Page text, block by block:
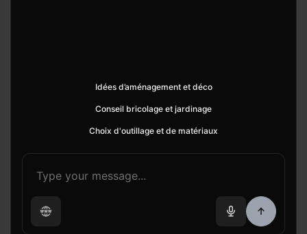
Idées d’aménagement et déco
Conseil bricolage et jardinage
Choix d'outillage et de matériaux